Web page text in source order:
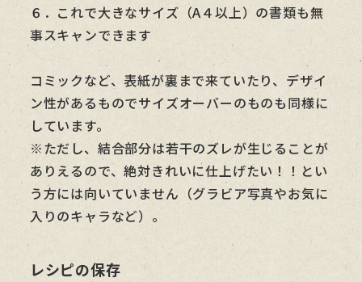
６．これで大きなサイズ（A４以上）の書類も無
事スキャンできます
コミックなど、表紙が裏まで来ていたり、デザイ
ン性があるものでサイズオーバーのものも同様に
しています。
※ただし、結合部分は若干のズレが生じることが
ありえるので、絶対きれいに仕上げたい！！とい
う方には向いていません（グラビア写真やお気に
入りのキャラなど）。
レシピの保存